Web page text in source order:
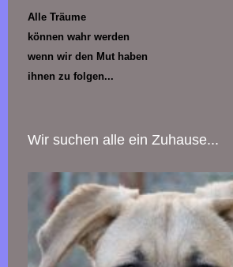
Alle Träume
können wahr werden
wenn wir den Mut haben
ihnen zu folgen...
Wir suchen alle ein Zuhause...